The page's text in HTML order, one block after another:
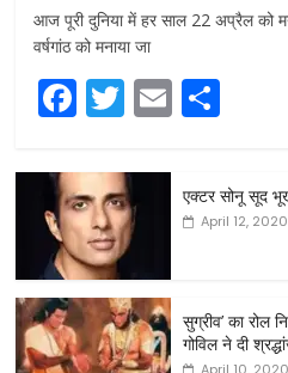
आज पूरी दुनिया में हर साल 22 अप्रैल को
वर्षगांठ को मनाया जा
F
a
c
e
b
o
o
T
w
itt
er
E
m
ar
e
एक्टर सोनू सूद
April 12, 2020
सुग्रीव’ का रोल
गोविल ने दी
April 10, 2020